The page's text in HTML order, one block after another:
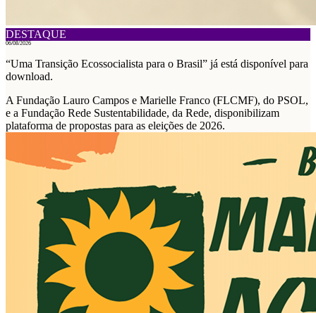
DESTAQUE
06/08/2026
“Uma Transição Ecossocialista para o Brasil” já está disponível para
download.
A Fundação Lauro Campos e Marielle Franco (FLCMF), do PSOL,
e a Fundação Rede Sustentabilidade, da Rede, disponibilizam
plataforma de propostas para as eleições de 2026.